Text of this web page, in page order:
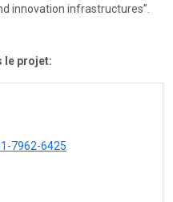
innovation infrastructures”.
le projet:
7962-6425